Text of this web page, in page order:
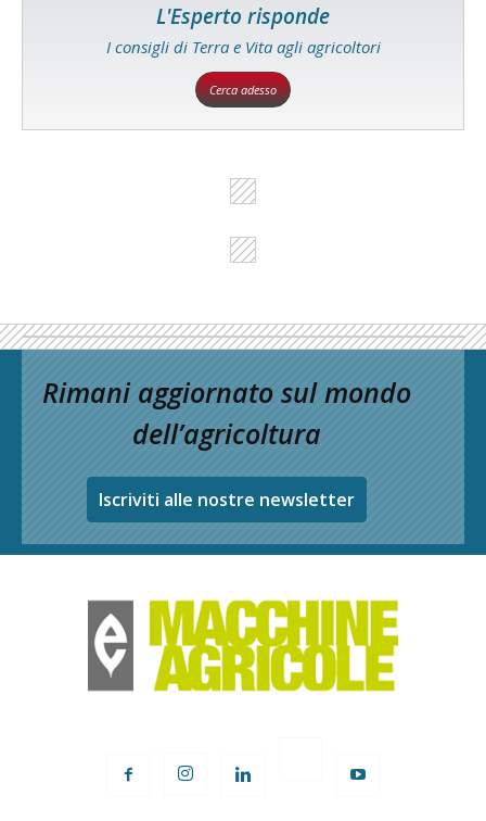
L'Esperto risponde
I consigli di Terra e Vita agli agricoltori
Cerca adesso
Rimani aggiornato sul mondo
dell’agricoltura
Iscriviti alle nostre newsletter